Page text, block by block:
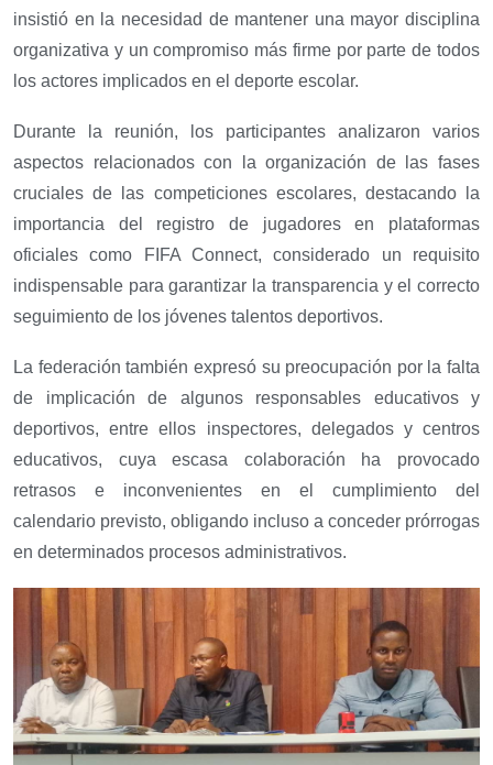
insistió en la necesidad de mantener una mayor disciplina
organizativa y un compromiso más firme por parte de todos
los actores implicados en el deporte escolar.
Durante la reunión, los participantes analizaron varios
aspectos relacionados con la organización de las fases
cruciales de las competiciones escolares, destacando la
importancia del registro de jugadores en plataformas
oficiales como FIFA Connect, considerado un requisito
indispensable para garantizar la transparencia y el correcto
seguimiento de los jóvenes talentos deportivos.
La federación también expresó su preocupación por la falta
de implicación de algunos responsables educativos y
deportivos, entre ellos inspectores, delegados y centros
educativos, cuya escasa colaboración ha provocado
retrasos e inconvenientes en el cumplimiento del
calendario previsto, obligando incluso a conceder prórrogas
en determinados procesos administrativos.